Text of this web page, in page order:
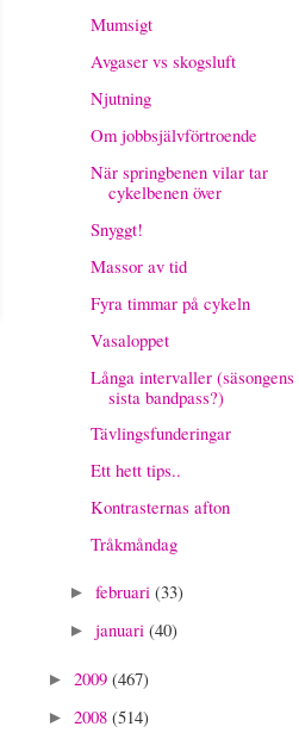
Mumsigt
Avgaser vs skogsluft
Njutning
Om jobbsjälvförtroende
När springbenen vilar tar
cykelbenen över
Snyggt!
Massor av tid
Fyra timmar på cykeln
Vasaloppet
Långa intervaller (säsongens
sista bandpass?)
Tävlingsfunderingar
Ett hett tips..
Kontrasternas afton
Tråkmåndag
► februari (33)
► januari (40)
► 2009 (467)
► 2008 (514)